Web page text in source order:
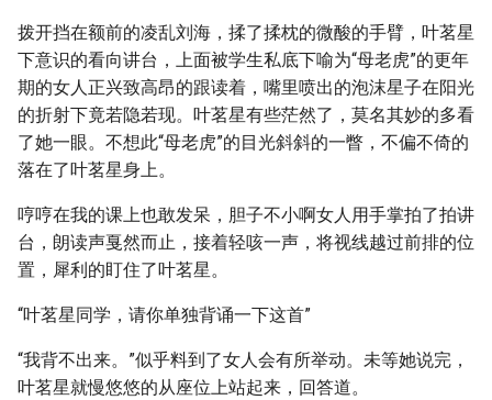
拨开挡在额前的凌乱刘海，揉了揉枕的微酸的手臂，叶茗星
下意识的看向讲台，上面被学生私底下喻为“母老虎”的更年
期的女人正兴致高昂的跟读着，嘴里喷出的泡沫星子在阳光
的折射下竟若隐若现。叶茗星有些茫然了，莫名其妙的多看
了她一眼。不想此“母老虎”的目光斜斜的一瞥，不偏不倚的
落在了叶茗星身上。
哼哼在我的课上也敢发呆，胆子不小啊女人用手掌拍了拍讲
台，朗读声戛然而止，接着轻咳一声，将视线越过前排的位
置，犀利的盯住了叶茗星。
“叶茗星同学，请你单独背诵一下这首”
“我背不出来。”似乎料到了女人会有所举动。未等她说完，
叶茗星就慢悠悠的从座位上站起来，回答道。